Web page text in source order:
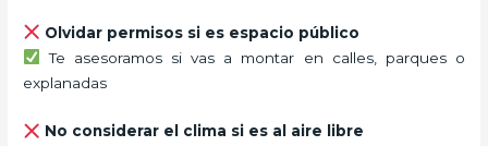
Olvidar permisos si es espacio público
Te asesoramos si vas a montar en calles, parques o
explanadas
No considerar el clima si es al aire libre